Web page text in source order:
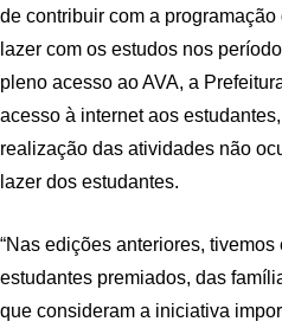
de contribuir com a
lazer com os estudos nos
pleno acesso ao AVA, a
acesso à internet aos
realização das atividades não
lazer dos estudantes.
“Nas edições anteriores,
estudantes premiados, das
que consideram a iniciativa